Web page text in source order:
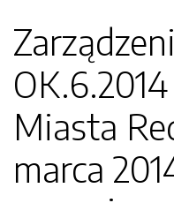
Miasta
marca